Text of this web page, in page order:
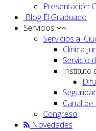
Presentación
Blog El Graduado
Servicios
Servicios al
Clínica
Servicio
Instituto
Canal
Congreso
Novedades